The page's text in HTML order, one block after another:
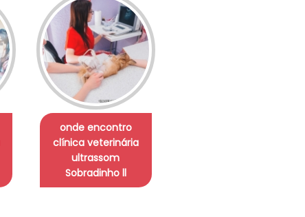
onde encontro
clínica veterinária
ultrassom
Sobradinho ll